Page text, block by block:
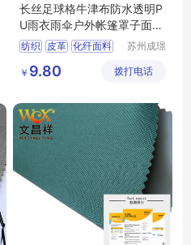
长丝足球格牛津布防水透明P
U雨衣雨伞户外帐篷罩子面料
牛津布
纺织 皮革 化纤面料
苏州成璟
有限公司
￥ 9.80 拨打电话